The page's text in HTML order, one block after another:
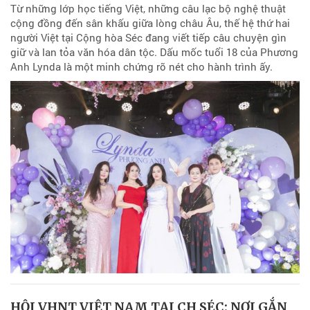
Từ những lớp học tiếng Việt, những câu lạc bộ nghệ thuật
cộng đồng đến sân khấu giữa lòng châu Âu, thế hệ thứ hai
người Việt tại Cộng hòa Séc đang viết tiếp câu chuyện gìn
giữ và lan tỏa văn hóa dân tộc. Dấu mốc tuổi 18 của Phương
Anh Lynda là một minh chứng rõ nét cho hành trình ấy.